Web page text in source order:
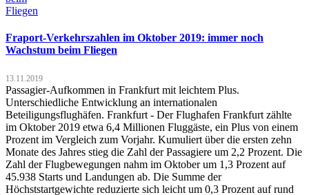
Fraport-Verkehrszahlen im Oktober 2019: immer noch
Wachstum beim Fliegen
13.11.2019
Passagier-Aufkommen in Frankfurt mit leichtem Plus.
Unterschiedliche Entwicklung an internationalen
Beteiligungsflughäfen. Frankfurt - Der Flughafen Frankfurt zählte
im Oktober 2019 etwa 6,4 Millionen Fluggäste, ein Plus von einem
Prozent im Vergleich zum Vorjahr. Kumuliert über die ersten zehn
Monate des Jahres stieg die Zahl der Passagiere um 2,2 Prozent. Die
Zahl der Flugbewegungen nahm im Oktober um 1,3 Prozent auf
45.938 Starts und Landungen ab. Die Summe der
Höchststartgewichte reduzierte sich leicht um 0,3 Prozent auf rund